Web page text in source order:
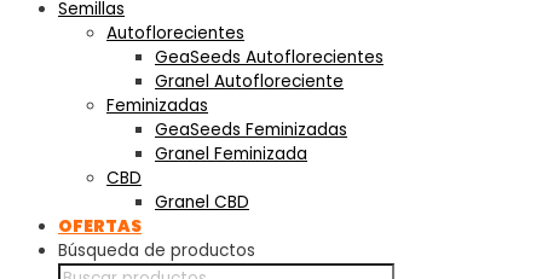
Semillas
Autoflorecientes
GeaSeeds Autoflorecientes
Granel Autofloreciente
Feminizadas
GeaSeeds Feminizadas
Granel Feminizada
CBD
Granel CBD
OFERTAS
Búsqueda de productos